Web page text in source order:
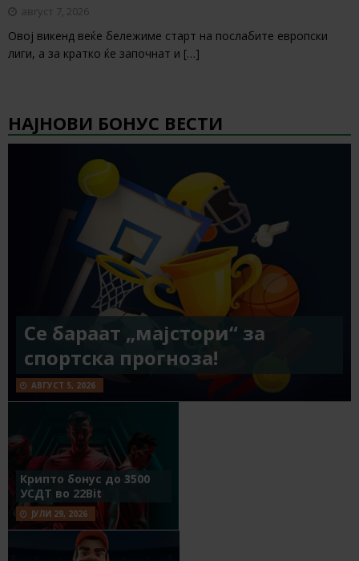
август 7, 2026
Овој викенд веќе бележиме старт на послабите европски
лиги, а за кратко ќе започнат и […]
НАЈНОВИ БОНУС ВЕСТИ
Се бараат „мајстори“ за
спортска прогноза!
АВГУСТ 5, 2026
Крипто бонус до 3500
УСДТ во 22Bit
ЈУЛИ 29, 2026